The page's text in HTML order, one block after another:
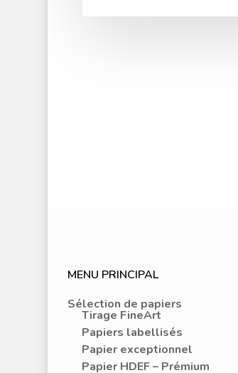
MENU PRINCIPAL
Sélection de papiers
Tirage FineArt
Papiers labellisés
Papier exceptionnel
Papier HDEF – Prémium